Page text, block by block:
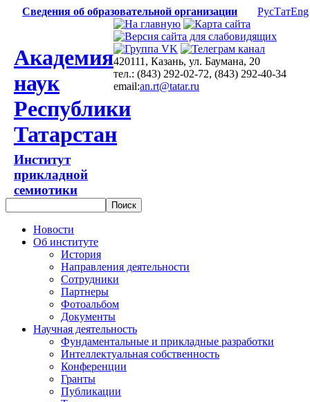
Сведения об образовательной организации РусТатEng
Академия
наук
Республики
Татарстан
Институт
прикладной
семиотики
420111, Казань, ул. Баумана, 20
тел.: (843) 292-02-72, (843) 292-40-34
email:an.rt@tatar.ru
Новости
Об институте
История
Направления деятельности
Сотрудники
Партнеры
Фотоальбом
Документы
Научная деятельность
Фундаментальные и прикладные разработки
Интеллектуальная собственность
Конференции
Гранты
Публикации